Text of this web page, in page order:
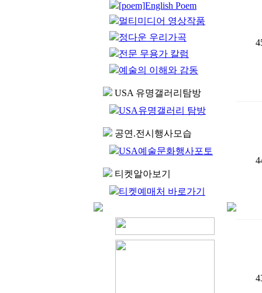
[poem]English Poem
멀티미디어 영상작품
정다운 우리가곡
전문 무용가 칼럼
예술의 이해와 감동
USA 유명갤러리탐방
USA유명갤러리 탐방
공연.전시행사모습
USA예술문화행사포토
티켓알아보기
티켓예매처 바로가기